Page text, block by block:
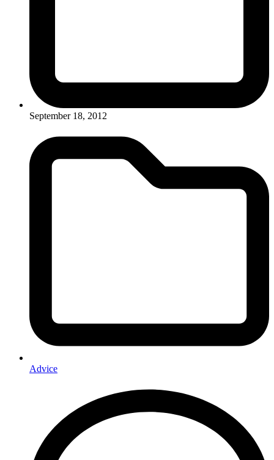
September 18, 2012
Advice